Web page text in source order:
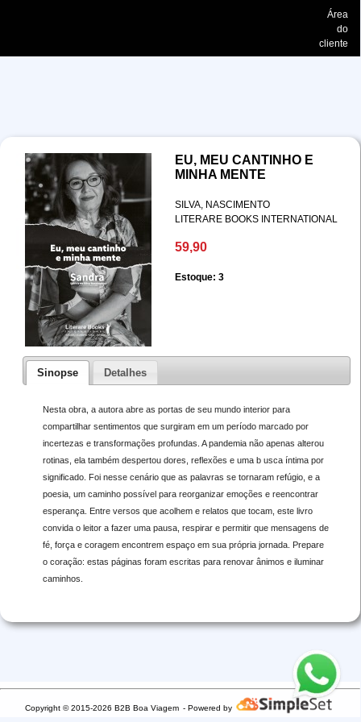
Área
do
cliente
EU, MEU CANTINHO E
MINHA MENTE
SILVA, NASCIMENTO
LITERARE BOOKS INTERNATIONAL
59,90
Estoque: 3
Sinopse Detalhes
Nesta obra, a autora abre as portas de seu mundo interior para
compartilhar sentimentos que surgiram em um período marcado por
incertezas e transformações profundas. A pandemia não apenas alterou
rotinas, ela também despertou dores, reflexões e uma b usca íntima por
significado. Foi nesse cenário que as palavras se tornaram refúgio, e a
poesia, um caminho possível para reorganizar emoções e reencontrar
esperança. Entre versos que acolhem e relatos que tocam, este livro
convida o leitor a fazer uma pausa, respirar e permitir que mensagens de
fé, força e coragem encontrem espaço em sua própria jornada. Prepare
o coração: estas páginas foram escritas para renovar ânimos e iluminar
caminhos.
Copyright © 2015-2026 B2B Boa Viagem - Powered by